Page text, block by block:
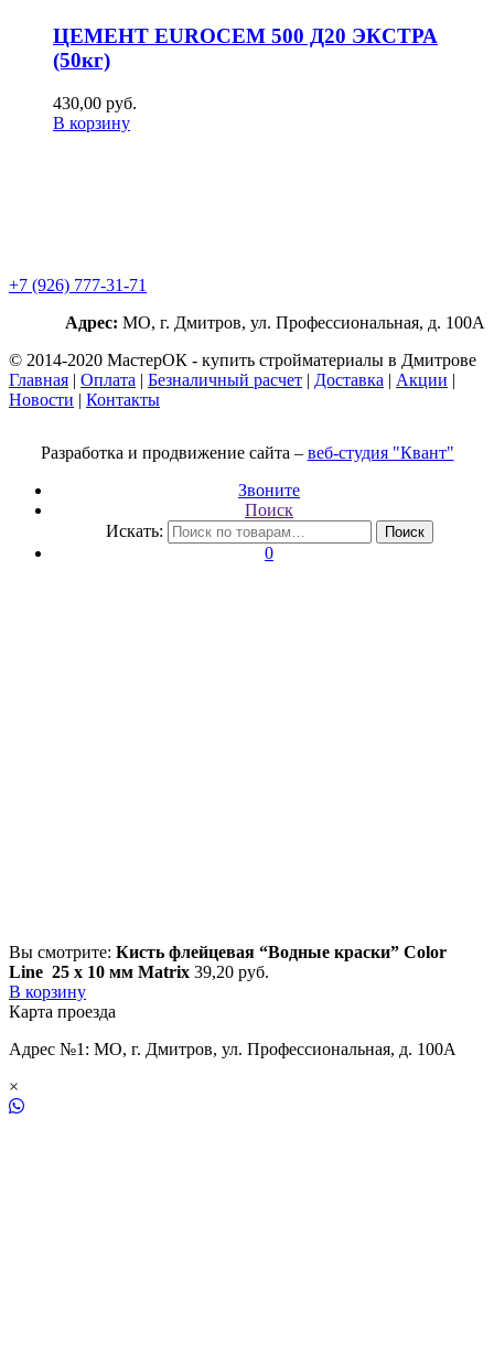
ЦЕМЕНТ EUROCEM 500 Д20 ЭКСТРА
(50кг)
430,00 руб.
В корзину
+7 (926) 777-31-71
Адрес: МО, г. Дмитров, ул. Профессиональная, д. 100А
© 2014-2020 МастерОК - купить стройматериалы в Дмитрове
Главная | Оплата | Безналичный расчет | Доставка | Акции |
Новости | Контакты
Разработка и продвижение сайта – веб-студия "Квант"
Звоните
Поиск
Искать:
Поиск
0
Вы смотрите: Кисть флейцевая “Водные краски” Color
Line 25 x 10 мм Matrix 39,20 руб.
В корзину
Карта проезда
Адрес №1: МО, г. Дмитров, ул. Профессиональная, д. 100А
×